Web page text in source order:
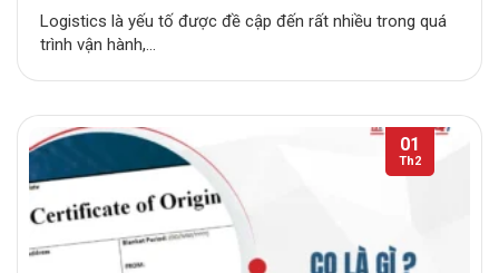
Logistics là yếu tố được đề cập đến rất nhiều trong quá
trình vận hành,...
01
Th2